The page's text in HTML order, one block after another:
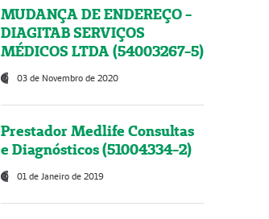
MUDANÇA DE ENDEREÇO -
DIAGITAB SERVIÇOS
MÉDICOS LTDA (54003267-5)
03 de Novembro de 2020
Prestador Medlife Consultas
e Diagnósticos (51004334-2)
01 de Janeiro de 2019